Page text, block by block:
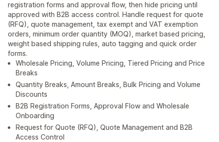
registration forms and approval flow, then hide pricing until
approved with B2B access control. Handle request for quote
(RFQ), quote management, tax exempt and VAT exemption
orders, minimum order quantity (MOQ), market based pricing,
weight based shipping rules, auto tagging and quick order
forms.
Wholesale Pricing, Volume Pricing, Tiered Pricing and Price
Breaks
Quantity Breaks, Amount Breaks, Bulk Pricing and Volume
Discounts
B2B Registration Forms, Approval Flow and Wholesale
Onboarding
Request for Quote (RFQ), Quote Management and B2B
Access Control